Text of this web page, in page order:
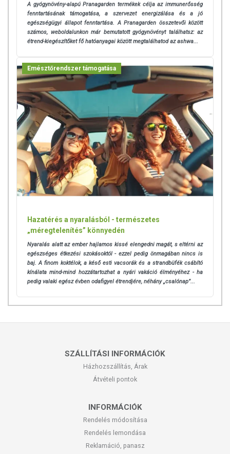
A gyógynövény-alapú Pranagarden termékek célja az immunerősség
fenntartásának támogatása, a szervezet energizálása és a jó
egészségügyi állapot fenntartása. A Pranagarden összetevői között
számos, weboldalunkon már bemutatott gyógynövényt találhatsz: az
étrend-kiegészítőket fő hatóanyagai között megtalálhatod az ashwa...
Emésztőrendszer támogatása
Hazatérés a nyaralásból - természetes
„méregtelenítés” könnyedén
Nyaralás alatt az ember hajlamos kissé elengedni magát, s eltérni az
egészséges étkezési szokásoktól - ezzel pedig önmagában nincs is
baj. A finom koktélok, a késő esti vacsorák és a strandbüfék csábító
kínálata mind-mind hozzátartozhat a nyári vakáció élményéhez - ha
pedig valaki egész évben odafigyel étrendjére, néhány „csalónap”...
SZÁLLÍTÁSI INFORMÁCIÓK
Házhozszállítás, Árak
Átvételi pontok
INFORMÁCIÓK
Rendelés módosítása
Rendelés lemondása
Reklamáció, panasz